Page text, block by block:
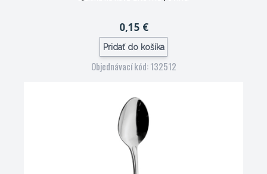
0,15 €
Pridať do košíka
Objednávací kód: 132512